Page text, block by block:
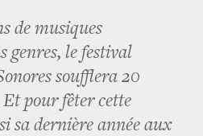
de musiques
genres, le festival
soufflera 20
Et pour fêter cette
sa dernière année aux